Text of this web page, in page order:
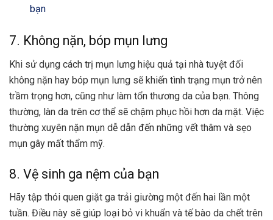
bạn
7. Không nặn, bóp mụn lưng
Khi sử dụng cách trị mụn lưng hiệu quả tại nhà tuyệt đối
không nặn hay bóp mụn lưng sẽ khiến tình trạng mụn trở nên
trầm trọng hơn, cũng như làm tổn thương da của bạn. Thông
thường, làn da trên cơ thể sẽ chậm phục hồi hơn da mặt. Việc
thường xuyên nặn mụn dễ dẫn đến những vết thâm và sẹo
mụn gây mất thẩm mỹ.
8. Vệ sinh ga nệm của bạn
Hãy tập thói quen giặt ga trải giường một đến hai lần một
tuần. Điều này sẽ giúp loại bỏ vi khuẩn và tế bào da chết trên